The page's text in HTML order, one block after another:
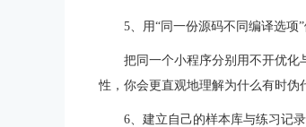
5、用“同一份源码不同编译选项
把同一个小程序分别用不开优
性，你会更直观地理解为什么有时伪
6、建立自己的样本库与练习记录